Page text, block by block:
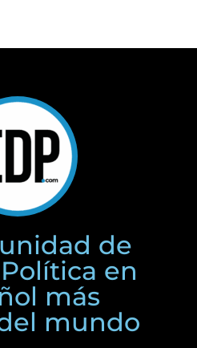
de
en
más
mundo